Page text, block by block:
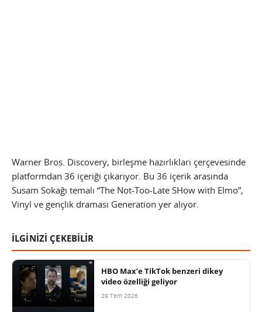
Warner Bros. Discovery, birleşme hazırlıkları çerçevesinde
platformdan 36 içeriği çıkarıyor. Bu 36 içerik arasında
Susam Sokağı temalı “The Not-Too-Late SHow with Elmo”,
Vinyl ve gençlik draması Generation yer alıyor.
İLGİNİZİ ÇEKEBİLİR
HBO Max’e TikTok benzeri dikey
video özelliği geliyor
29 Tem 2026